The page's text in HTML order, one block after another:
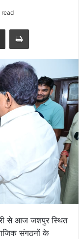
read
Share via Email Print
से आज जशपुर स्थित
संगठनों के